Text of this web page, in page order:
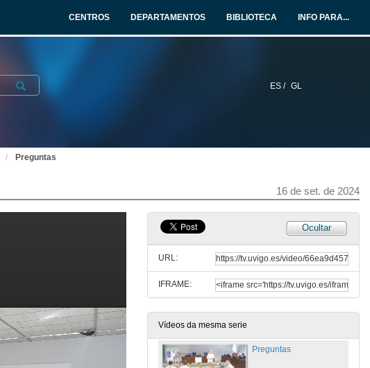
CENTROS DEPARTAMENTOS BIBLIOTECA INFO PARA...
ES / GL
Submit
Preguntas
16 de set. de 2024
Ocultar
URL:
IFRAME:
Vídeos da mesma serie
Apertura e introdución
16 de set. de 2024
5G Advanced, o paso definitivo cara o 6G
5G Broadcast
16 de set. de 2024
Preguntas